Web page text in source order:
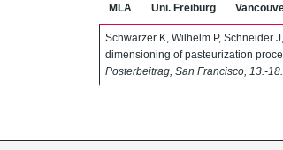
MLA Uni. Freiburg
Schwarzer K, Wilhelm P, Schneider
dimensioning of pasteurization
Posterbeitrag, San Francisco, 13.-